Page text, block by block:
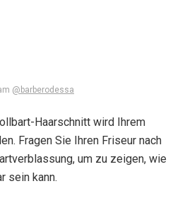
@barberodessa
Haarschnitt wird Ihrem
Fragen Sie Ihren Friseur nach
um zu zeigen, wie
sein kann.